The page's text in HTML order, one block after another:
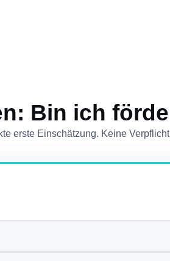
Bin ich
erste Einschätzung. Keine